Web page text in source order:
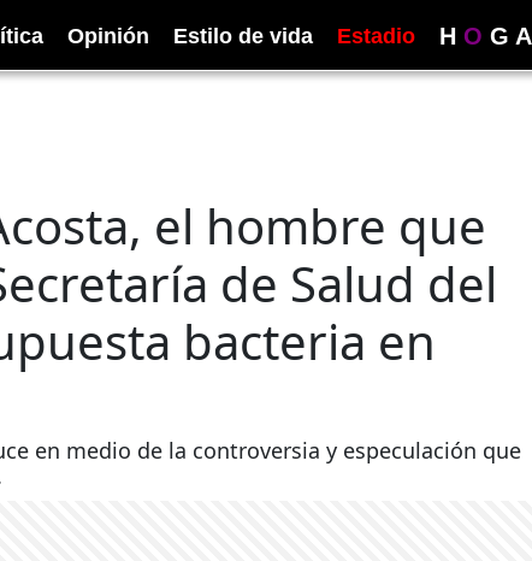
Opinión Estilo de vida Estadio H O G A
el hombre que
de Salud del
bacteria en
en medio de la controversia y especulación que